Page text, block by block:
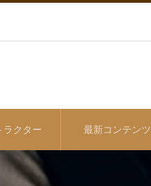
ラクター 最新コンテンツ